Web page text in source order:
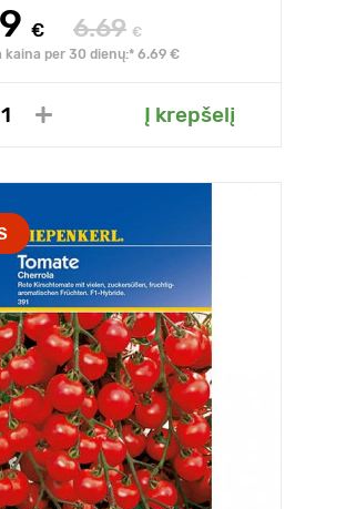
€ 6.69 €
kaina per 30 dienų:* 6.69 €
Į krepšelį